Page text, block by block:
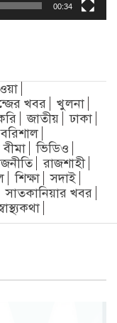
00:34
খবর
খুলনা
জাতীয়
ঢাকা
বরিশাল
ভিডিও
রাজশাহী
শিক্ষা
সদাই
সাতকানিয়ার খবর